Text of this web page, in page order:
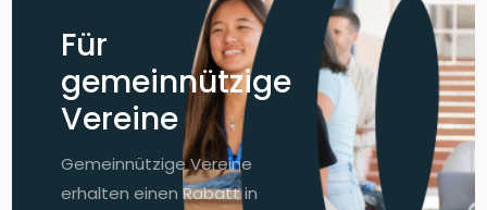
Für
gemeinnützige
Vereine
Gemeinnützige Vereine
erhalten einen Rabatt in